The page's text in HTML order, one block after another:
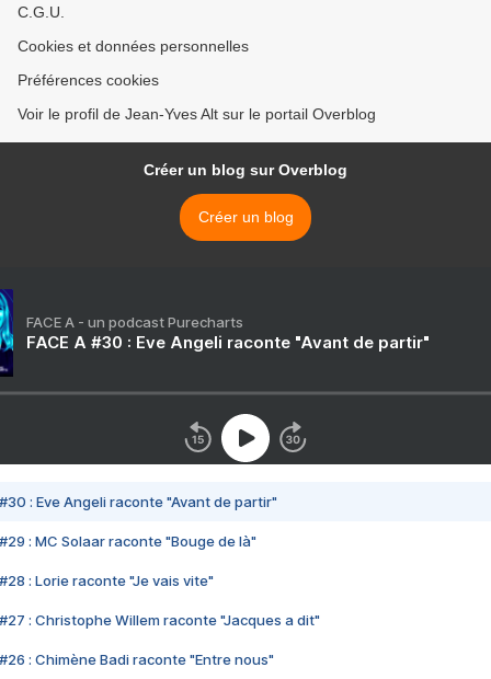
C.G.U.
Cookies et données personnelles
Préférences cookies
Voir le profil de Jean-Yves Alt sur le portail Overblog
Créer un blog sur Overblog
Créer un blog
FACE A - un podcast Purecharts
FACE A #30 : Eve Angeli raconte "Avant de partir"
#30 : Eve Angeli raconte "Avant de partir"
#29 : MC Solaar raconte "Bouge de là"
#28 : Lorie raconte "Je vais vite"
#27 : Christophe Willem raconte "Jacques a dit"
#26 : Chimène Badi raconte "Entre nous"